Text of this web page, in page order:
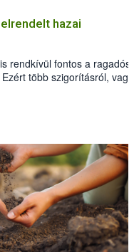
hazai
rendkívül fontos a ragadós
több szigorításról, vagy
a már felszámolt telepek
további korlátozás alá
is csak zártan tarthatók,
körmölés), az állatok csak
és a kilőtt vadak is csak